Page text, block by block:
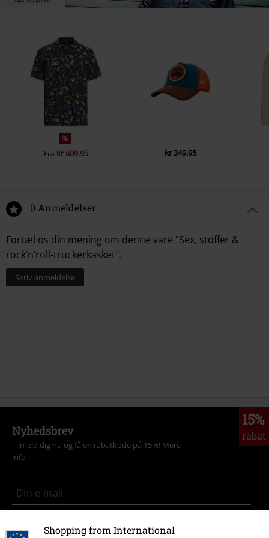
Shopping from International
%
Fra kr 609.95 kr 349.95
0 Anmeldelser
Fortæl os din mening om denne vare "Sex, stoffer &
rock’n’roll-truckerkasket".
Skriv anmeldelse
15%
rabat
Nyhedsbrev
Tilmeld dig nu og få en rabatkode på 15%! Mere
info
jegaccepterer, at EMP Mail Order UK Ltd må behandle mine